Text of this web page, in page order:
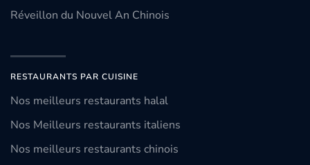
Réveillon du Nouvel An Chinois
RESTAURANTS PAR CUISINE
Nos meilleurs restaurants halal
Nos Meilleurs restaurants italiens
Nos meilleurs restaurants chinois